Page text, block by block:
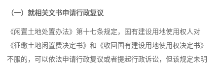
（一）就相关文书申请行政复议
《闲置土地处置办法》第十七条规定，国有建设用地使用权人对
《征缴土地闲置费决定书》和《收回国有建设用地使用权决定书》
不服的，可以依法申请行政复议或者提起行政诉讼，但该规定未明